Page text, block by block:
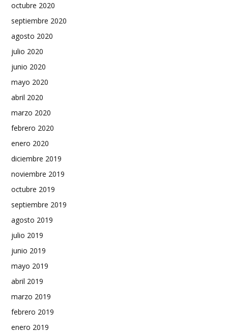
octubre 2020
septiembre 2020
agosto 2020
julio 2020
junio 2020
mayo 2020
abril 2020
marzo 2020
febrero 2020
enero 2020
diciembre 2019
noviembre 2019
octubre 2019
septiembre 2019
agosto 2019
julio 2019
junio 2019
mayo 2019
abril 2019
marzo 2019
febrero 2019
enero 2019